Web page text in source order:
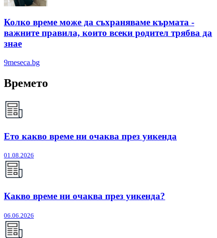
Колко време може да съхраняваме кърмата -
важните правила, които всеки родител трябва да
знае
9meseca.bg
Времето
Ето какво време ни очаква през уикенда
01.08.2026
Какво време ни очаква през уикенда?
06.06.2026